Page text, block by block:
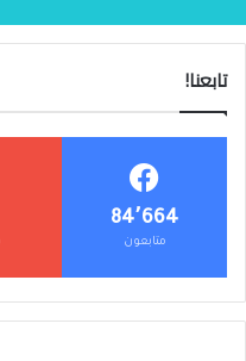
تابعنا!
84٬664
متابعون